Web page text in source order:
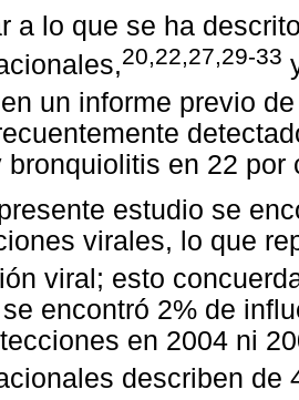
a lo que se ha
20,22,27,29-33
un informe previo
bronquiolitis en 22 por
estudio se
virales, lo que
viral; esto
encontró 2% de
en 2004 ni
describen de